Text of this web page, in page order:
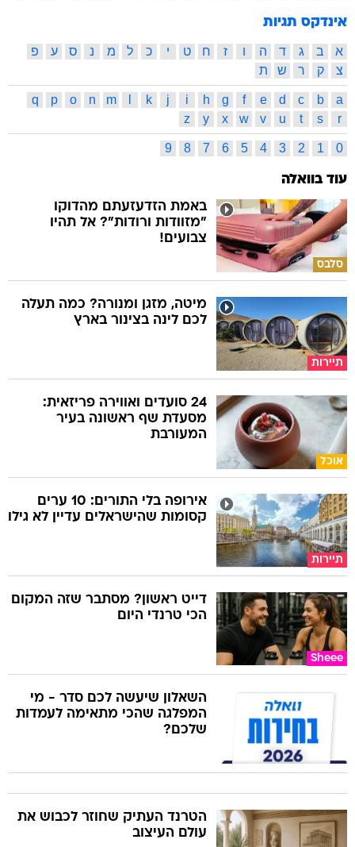
אינדקס תגיות
א ב ג ד ה ו ז ח ט י כ ל מ נ ס ע
פ
צ
ק ר ש ת
a
b
c
d
e
f
g
h
i
j
k
m
n
o
p
q
r
s
t
u
v
w
x
y
z
0
1
2
3
4
5
6
7
8
9
עוד בוואלה
סלבס
באמת הזדעזעתם מהדוקו
"מזוודות ורודות"? אל תהיו
צבועים!
תיירות
מיטה, מזגן ומנורה? כמה תעלה
לכם לינה בצינור בארץ
אוכל
24 סועדים ואווירה פריזאית:
מסעדת שף ראשונה בעיר
המעורבת
תיירות
אירופה בלי התורים: 10 ערים
קסומות שהישראלים עדיין לא גילו
Sheee
דייט ראשון? מסתבר שזה המקום
הכי טרנדי היום
השאלון שיעשה לכם סדר - מי
המפלגה שהכי מתאימה לעמדות
שלכם?
הטרנד העתיק שחוזר לכבוש את
עולם העיצוב